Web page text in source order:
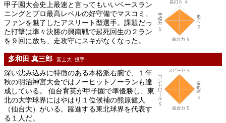
甲子園大会史上最速と言ってもいいベースラン
ニングとプロ最高レベルの好守備でマスコミ、
ファンを魅了したアスリート型選手。課題だっ
た打撃は準々決勝の興南戦で起死回生の２ラン
を９回に放ち、走攻守にスキがなくなった。
多和田 真三郎 富士大 投手
深い沈み込みに特徴のある本格派右腕で、１年
秋の明治神宮大会ではノーヒットノーランも達
成している。 仙台育英が甲子園で準優勝し、東
北の大学球界にはやはり１位候補の熊原健人
（仙台大）がいる。躍進する東北球界を代表す
る１人だ。